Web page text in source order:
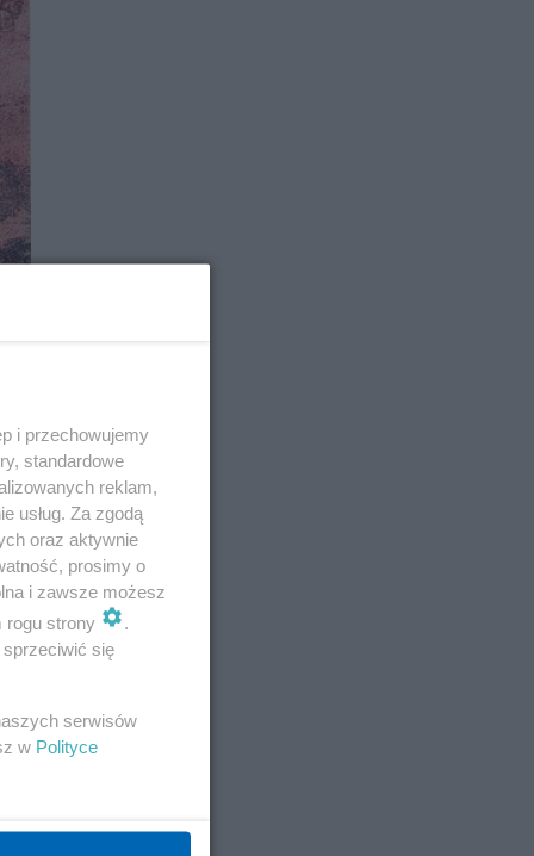
i przechowujemy
standardowe
reklam,
usług. Za zgodą
oraz aktywnie
prosimy o
i zawsze możesz
rogu strony
.
się
serwisów
w Polityce